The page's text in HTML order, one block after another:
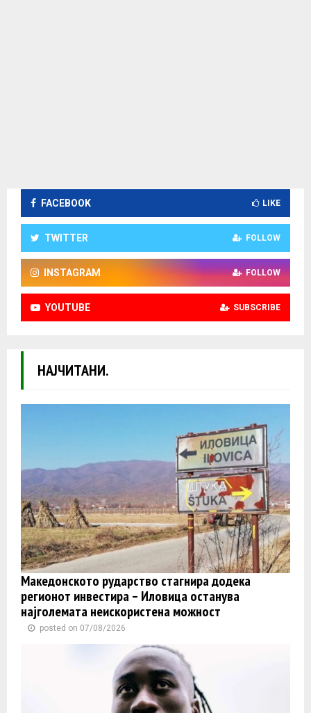
FACEBOOK LIKE
TWITTER FOLLOW
INSTAGRAM FOLLOW
YOUTUBE SUBSCRIBE
НАЈЧИТАНИ.
Македонското рударство стагнира додека
регионот инвестира – Иловица останува
најголемата неискористена можност
posted on 07/08/2026